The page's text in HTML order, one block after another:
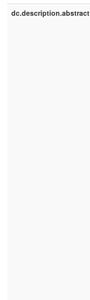
dc.description.abstract